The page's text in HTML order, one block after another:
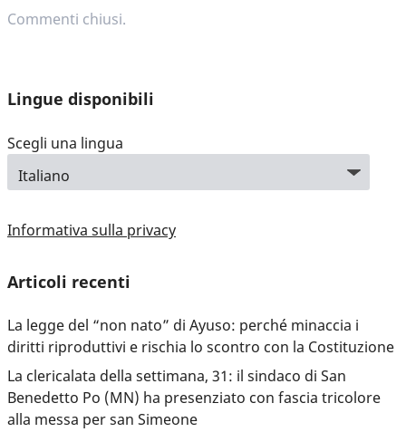
Commenti chiusi.
Lingue disponibili
Scegli una lingua
Informativa sulla privacy
Articoli recenti
La legge del “non nato” di Ayuso: perché minaccia i
diritti riproduttivi e rischia lo scontro con la Costituzione
La clericalata della settimana, 31: il sindaco di San
Benedetto Po (MN) ha presenziato con fascia tricolore
alla messa per san Simeone